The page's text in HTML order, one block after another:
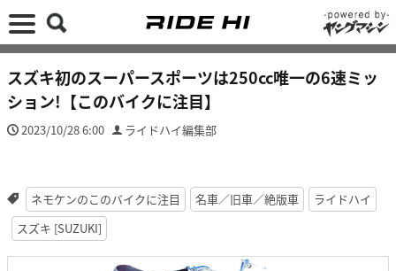
スズキ初のスーパースポーツは250cc唯一の6速ミッ
ション!【このバイクに注目】
2023/10/28 6:00 ライドハイ編集部
ネモケンのこのバイクに注目 名車／旧車／絶版車
ライドハイ
スズキ [SUZUKI]